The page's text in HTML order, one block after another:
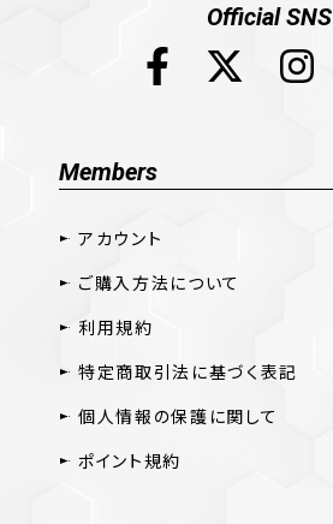
Official SNS
Members
アカウント
ご購入方法について
利用規約
特定商取引法に基づく表記
個人情報の保護に関して
ポイント規約